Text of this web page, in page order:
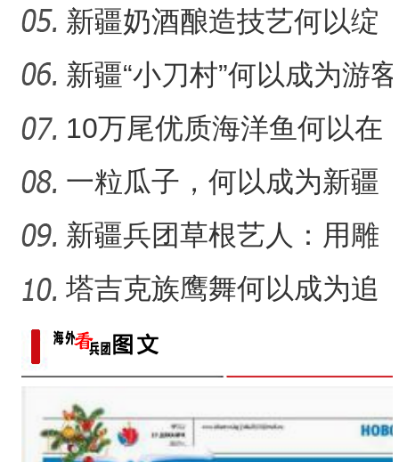
“阿克苏是个好地方·四季
传承人用歌声展现非遗魅
力
新疆奶酒酿造技艺何以绽
放光彩？
新疆“小刀村”何以成为游客
体验非遗技艺打卡地？
10万尾优质海洋鱼何以在
新疆沙漠里安家？
一粒瓜子，何以成为新疆
的名片？
新疆兵团草根艺人：用雕
塑述说“兵团故事”雕刻别
塔吉克族鹰舞何以成为追
求美好生活的展现？